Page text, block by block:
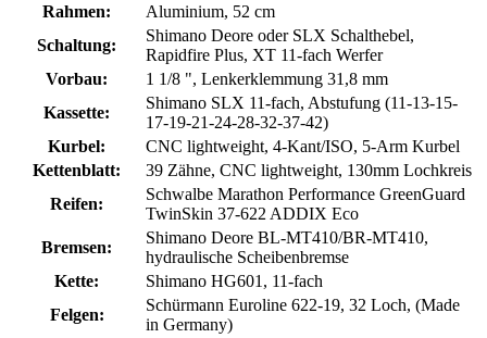
Rahmen:
Aluminium, 52 cm
Schaltung:
Shimano Deore oder SLX Schalthebel,
Rapidfire Plus, XT 11-fach Werfer
Vorbau:
1 1/8 ", Lenkerklemmung 31,8 mm
Kassette:
Shimano SLX 11-fach, Abstufung (11-13-15-
17-19-21-24-28-32-37-42)
Kurbel:
CNC lightweight, 4-Kant/ISO, 5-Arm Kurbel
Kettenblatt:
39 Zähne, CNC lightweight, 130mm Lochkreis
Reifen:
Schwalbe Marathon Performance GreenGuard
TwinSkin 37-622 ADDIX Eco
Bremsen:
Shimano Deore BL-MT410/BR-MT410,
hydraulische Scheibenbremse
Kette:
Shimano HG601, 11-fach
Felgen:
Schürmann Euroline 622-19, 32 Loch, (Made
in Germany)